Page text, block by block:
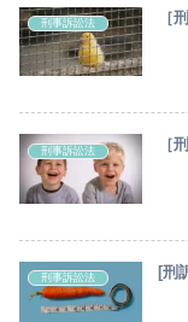
刑事訴訟法 ［
刑事訴訟法 ［
刑事訴訟法 [刑